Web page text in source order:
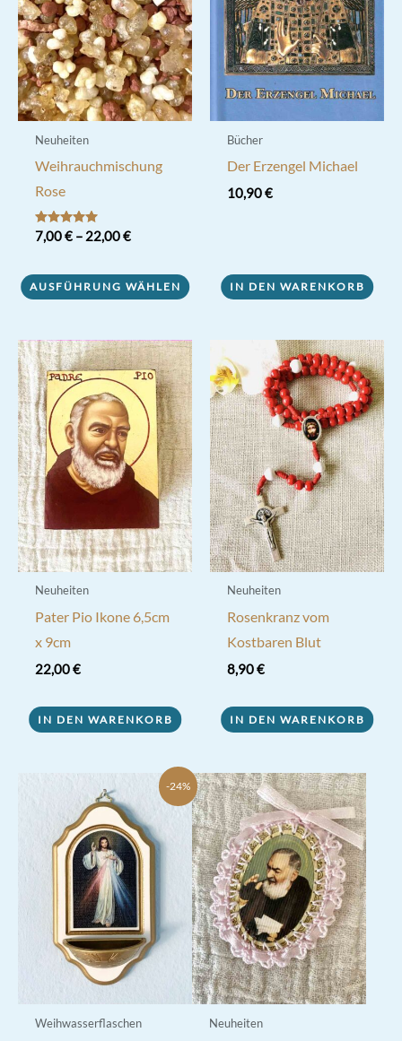
Neuheiten
Weihrauchmischung
Rose
Bewertet mit
5.00
7,00€– 22,00€
AUSFÜHRUNG WÄHLEN
Produkt
mehrere
Varianten
auf.
Die
Optionen
können
auf
der
Produktseite
gewählt
werden
Bücher
Der Erzengel Michael
10,90€
IN DEN WARENKORB
Neuheiten
Pater Pio Ikone 6,5cm
x 9cm
22,00€
IN DEN WARENKORB
Neuheiten
Rosenkranz vom
Kostbaren Blut
8,90€
IN DEN WARENKORB
-24%
Weihwasserflaschen Neuheiten